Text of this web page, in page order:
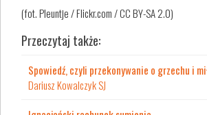
(fot. Pleuntje / Flickr.com / CC BY-SA 2.0)
Przeczytaj także:
Spowiedź, czyli przekonywanie o grzechu i
Dariusz Kowalczyk SJ